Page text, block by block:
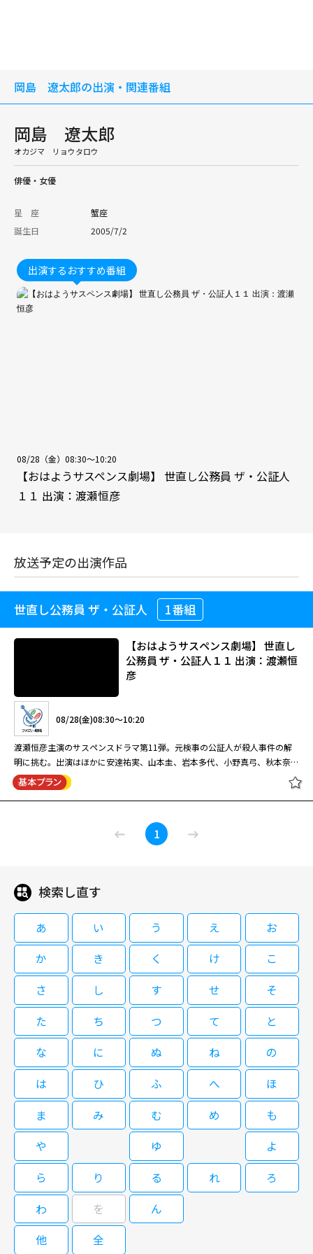
岡島 遼太郎の出演・関連番組
岡島 遼太郎
オカジマ リョウタロウ
俳優・女優
星 座
蟹座
誕生日
2005/7/2
出演するおすすめ番組
08/28（金）08:30～10:20
【おはようサスペンス劇場】 世直し公務員 ザ・公証人
１１ 出演：渡瀬恒彦
放送予定の出演作品
世直し公務員 ザ・公証人 1番組
【おはようサスペンス劇場】 世直し
公務員 ザ・公証人１１ 出演：渡瀬恒
彦
08/28(金)08:30～10:20
渡瀬恒彦主演のサスペンスドラマ第11弾。元検事の公証人が殺人事件の解
明に挑む。出演はほかに安達祐実、山本圭、岩本多代、小野真弓、秋本奈緒
美、徳井優、蟹江敬三。 ある日、元検事の公証人・真山壱成（渡瀬恒彦）
が働く公証役場に、病院職員の長谷部美佳（小野真弓）が訪ねてきた。両親
しいという。美佳には兄が二人いるが、長男はすでに他界、次男の雄二（金
子裕）の妻・ゆかり（秋本奈緒美）は両親や美佳とは折り合いが悪かった。
【おはようサスペンス劇場】 世直し
公務員 ザ・公証人１１ 出演：渡瀬恒
08/28(金)08:30～10:20
渡瀬恒彦主演のサスペンスドラマ第11弾。元検事の公証人が殺人事件の解
明に挑む。出演はほかに安達祐実、山本圭、岩本多代、小野真弓、秋本奈緒
美、徳井優、蟹江敬三。 ある日、元検事の公証人・真山壱成（渡瀬恒彦）
が働く公証役場に、病院職員の長谷部美佳（小野真弓）が訪ねてきた。両親
が暮らす実家を建て直したいが、親族とトラブルにならない手段を教えてほ
しいという。美佳には兄が二人いるが、長男はすでに他界、次男の雄二（金
子裕）の妻・ゆかり（秋本奈緒美）は両親や美佳とは折り合いが悪かった。
だがその矢先、美佳が何者かに殺されてしまう・・・。
閉じる
1
検索し直す
あ い う え
お
か
き く け
こ
さ
し す せ
そ
た
ち つ て
と
な
に ぬ ね
の
は
ひ ふ へ
ほ
ま
み む め
も
や
ゆ
よ
ら
り る れ
ろ
わ
を
ん
他
全